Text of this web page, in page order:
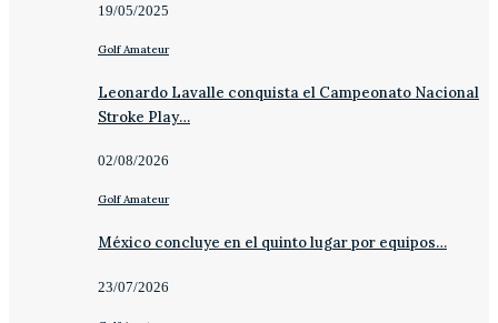
19/05/2025
Golf Amateur
Leonardo Lavalle conquista el Campeonato Nacional
Stroke Play…
02/08/2026
Golf Amateur
México concluye en el quinto lugar por equipos…
23/07/2026